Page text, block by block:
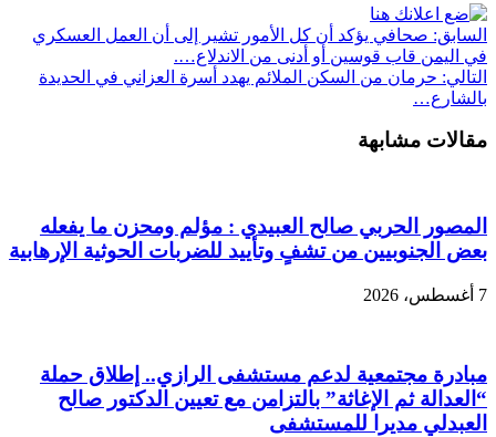
السابق: صحافي يؤكد أن كل الأمور تشير إلى أن العمل العسكري
في اليمن قاب قوسين أو أدنى من الاندلاع….
التالي: حرمان من السكن الملائم يهدد أسرة العزاني في الحديدة
بالشارع…
مقالات مشابهة
المصور الحربي صالح العبيدي : مؤلم ومحزن ما يفعله
بعض الجنوبيين من تشفٍ وتأييد للضربات الحوثية الإرهابية
7 أغسطس، 2026
مبادرة مجتمعية لدعم مستشفى الرازي.. إطلاق حملة
“العدالة ثم الإغاثة” بالتزامن مع تعيين الدكتور صالح
العبدلي مديرا للمستشفى